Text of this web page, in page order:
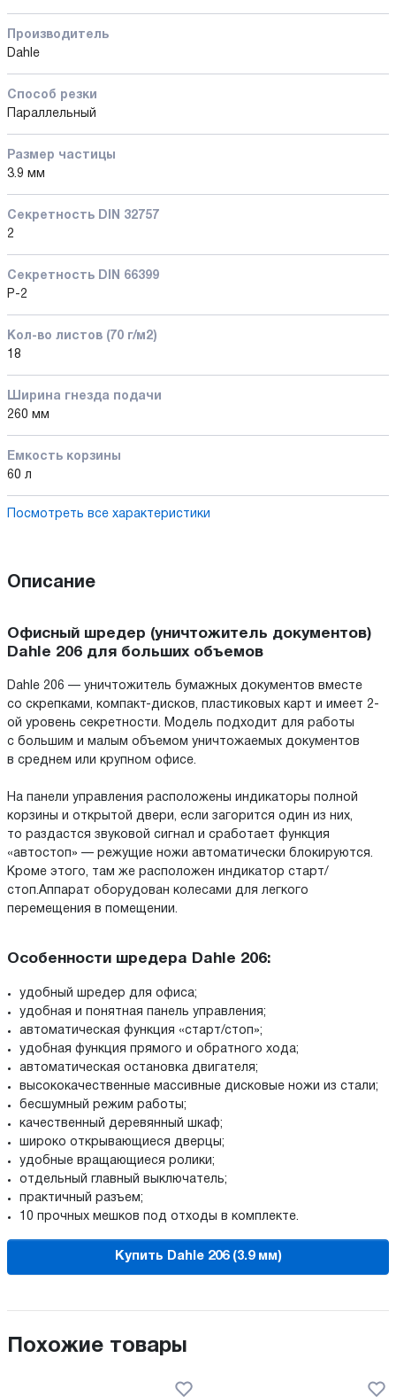
Производитель
Dahle
Способ резки
Параллельный
Размер частицы
3.9 мм
Секретность DIN 32757
2
Секретность DIN 66399
P-2
Кол-во листов (70 г/м2)
18
Ширина гнезда подачи
260 мм
Емкость корзины
60 л
Посмотреть все характеристики
Описание
Офисный шредер (уничтожитель документов)
Dahle 206 для больших объемов
Dahle 206 — уничтожитель бумажных документов вместе
со скрепками, компакт-дисков, пластиковых карт и имеет 2-
ой уровень секретности. Модель подходит для работы
с большим и малым объемом уничтожаемых документов
в среднем или крупном офисе.
На панели управления расположены индикаторы полной
корзины и открытой двери, если загорится один из них,
то раздастся звуковой сигнал и сработает функция
«автостоп» — режущие ножи автоматически блокируются.
Кроме этого, там же расположен индикатор старт/
стоп.Аппарат оборудован колесами для легкого
перемещения в помещении.
Особенности шредера Dahle 206:
удобный шредер для офиса;
удобная и понятная панель управления;
автоматическая функция «старт/стоп»;
удобная функция прямого и обратного хода;
автоматическая остановка двигателя;
высококачественные массивные дисковые ножи из стали;
бесшумный режим работы;
качественный деревянный шкаф;
широко открывающиеся дверцы;
удобные вращающиеся ролики;
отдельный главный выключатель;
практичный разъем;
10 прочных мешков под отходы в комплекте.
Купить Dahle 206 (3.9 мм)
Похожие товары